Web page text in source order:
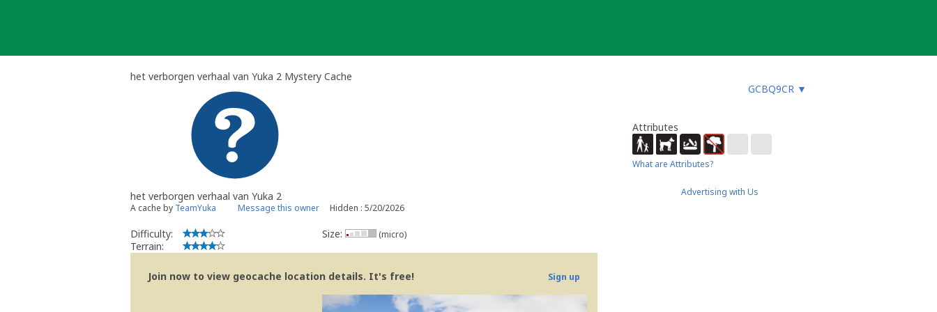
het verborgen verhaal van Yuka 2 Mystery Cache
GCBQ9CR ▼
het verborgen verhaal van Yuka 2
A cache by TeamYuka Message this owner Hidden : 5/20/2026
Difficulty:
Terrain:
Size: (micro)
Join now to view geocache location details. It's free! Sign up
Attributes
What are Attributes?
Advertising with Us